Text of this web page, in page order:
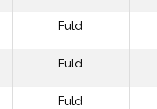
Fuld
Fuld
Fuld